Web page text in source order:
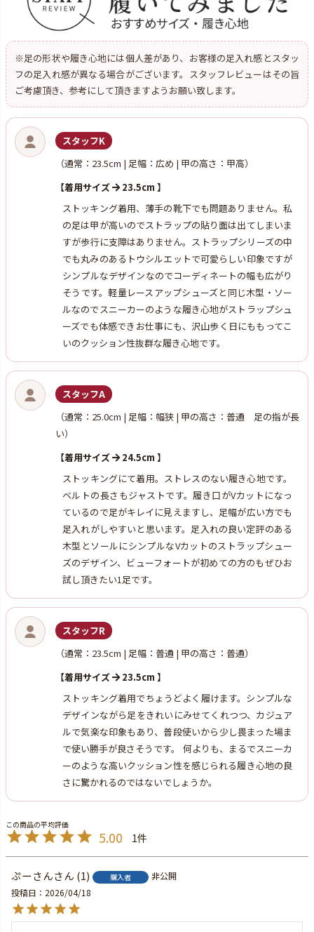
※足の形状や履き心地には個人差があり、お客様の足入れ感とスタッ
フの足入れ感が異なる場合がございます。スタッフレビューはその旨
ご考慮頂き、参考にして頂きますようお願い致します。
スタッフK
（通常：23.5cm | 足幅：広め | 甲の高さ：甲高）
【着用サイズ
23.5cm 】
ストッキング着用、薄手の靴下でも問題ありません。私
の足は甲が高いのでストラップの貼り面は出てしまいま
すが歩行に支障はありません。ストラップシリーズの中
でも丸みのあるトウシルエットで可愛らしい印象ですが
シンプルなデザインなのでコーディネートの幅も広がり
そうです。軽量レースアップシューズと同じ木型・ソー
ルなのでスニーカーのような履き心地がストラップシュ
ーズでも体感できお仕事にも、沢山歩く日にももってこ
いのクッション性抜群な履き心地です。
スタッフA
（通常：25.0cm | 足幅：幅狭 | 甲の高さ：普通 足の指が長
い）
【着用サイズ
24.5cm 】
ストッキングにて着用。ストレスのない履き心地です。
ベルトの長さもジャストです。履き口がVカットになっ
ているので足がキレイに見えますし、足幅が広い方でも
足入れがしやすいと思います。足入れの良い定評のある
木型とソールにシンプルなVカットのストラップシュー
ズのデザイン、ビューフォートが初めての方のもぜひお
試し頂きたい1足です。
スタッフR
（通常：23.5cm | 足幅：普通 | 甲の高さ：普通）
【着用サイズ
23.5cm 】
ストッキング着用でちょうどよく履けます。シンプルな
デザインながら足をきれいにみせてくれつつ、カジュア
ルで気楽な印象もあり、普段使いから少し畏まった場ま
で使い勝手が良さそうです。 何よりも、まるでスニーカ
ーのような高いクッション性を感じられる履き心地の良
さに驚かれるのではないでしょうか。
5.00 1
ぷーさん 1 購入者
非公開
投稿日
2026/04/18